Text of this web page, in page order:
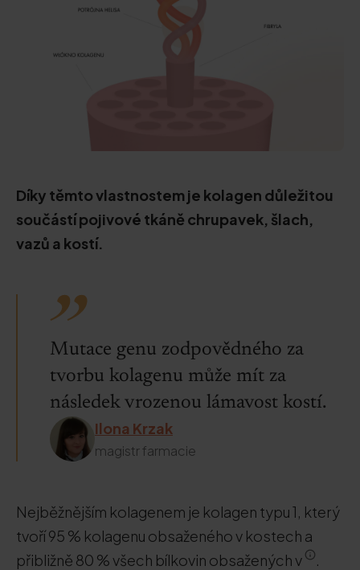
Díky těmto vlastnostem je kolagen důležitou
součástí pojivové tkáně chrupavek, šlach,
vazů a kostí.
Mutace genu zodpovědného za
tvorbu kolagenu může mít za
následek vrozenou lámavost kostí.
Ilona Krzak
magistr farmacie
Nejběžnějším kolagenem je kolagen typu 1, který
tvoří 95 % kolagenu obsaženého v kostech a
přibližně 80 % všech bílkovin obsažených v
.